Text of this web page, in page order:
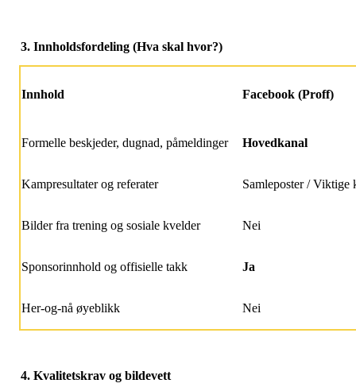
3. Innholdsfordeling (Hva skal hvor?)
Innhold Facebook (Proff)
Formelle beskjeder, dugnad, påmeldinger Hovedkanal
Kampresultater og referater Samleposter / Viktige
Bilder fra trening og sosiale kvelder Nei
Sponsorinnhold og offisielle takk Ja
Her-og-nå øyeblikk Nei
4. Kvalitetskrav og bildevett